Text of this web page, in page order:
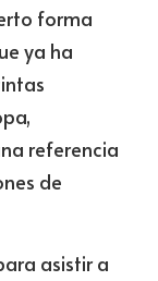
forma
ya ha
referencia
de
asistir a